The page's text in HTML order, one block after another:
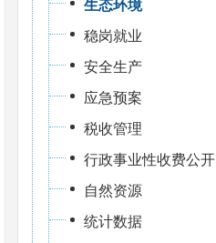
生态环境
稳岗就业
安全生产
应急预案
税收管理
行政事业性收费公开
自然资源
统计数据